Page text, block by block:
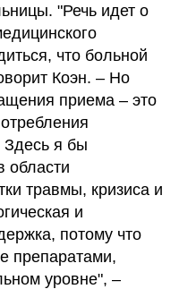
"Речь идет о
что больной
Коэн. – Но
приема – это
Здесь я бы
области
травмы, кризиса и
и
потому что
препаратами,
уровне", –